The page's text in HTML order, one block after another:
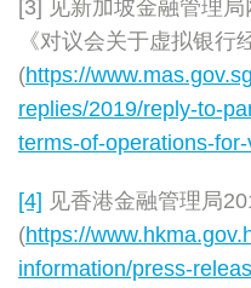
[3] 见新加坡金融管理
《对议会关于虚拟银行
(https://
replies/2019/reply-to-
terms-of-operations-
[4] 见香港金融管理局
(https://
information/press-